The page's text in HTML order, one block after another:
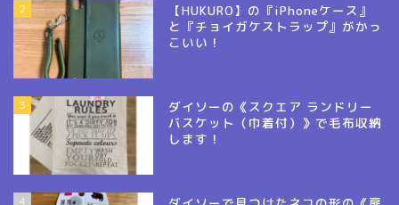
2
【HUKURO】の『iPhoneケース』
と『チョイガケストラップ』がかっ
こいい！
3
ダイソーの《スクエア ランドリー
バスケット（巾着付）》で毛布収納
します！
4